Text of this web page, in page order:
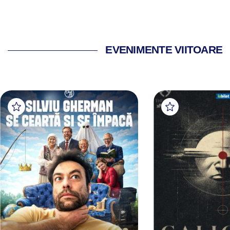
EVENIMENTE VIITOARE